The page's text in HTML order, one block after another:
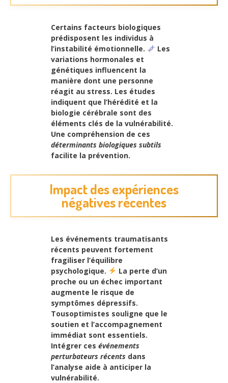
Certains facteurs biologiques
prédisposent les individus à
l’instabilité émotionnelle.
Les
variations hormonales et
génétiques influencent la
manière dont une personne
réagit au stress. Les études
indiquent que l’hérédité et la
biologie cérébrale sont des
éléments clés de la vulnérabilité.
Une compréhension de ces
déterminants biologiques subtils
facilite la prévention.
Impact des expériences
négatives récentes
Les événements traumatisants
récents peuvent fortement
fragiliser l’équilibre
psychologique.
La perte d’un
proche ou un échec important
augmente le risque de
symptômes dépressifs.
Tousoptimistes souligne que le
soutien et l’accompagnement
immédiat sont essentiels.
Intégrer ces événements
perturbateurs récents dans
l’analyse aide à anticiper la
vulnérabilité.